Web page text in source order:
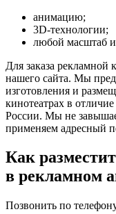
анимацию;
3D-технологии;
любой масштаб
Для заказа рекламной
нашего сайта. Мы
изготовления и
кинотеатрах в
России. Мы не
применяем адресный
Как
в рекламном
Позвонить по